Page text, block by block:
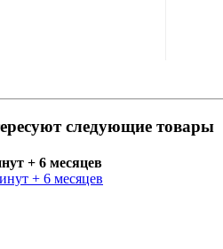
следующие товары
+ 6 месяцев